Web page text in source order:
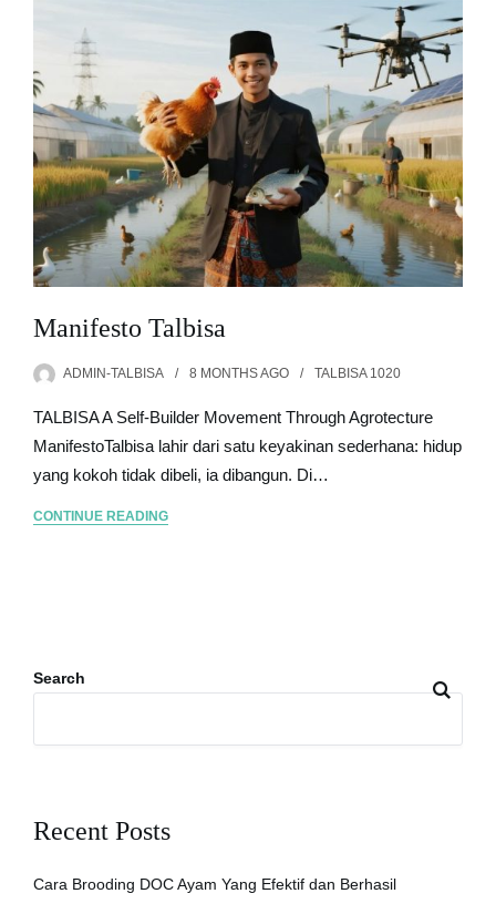
Manifesto Talbisa
ADMIN-TALBISA 8 MONTHSAGO TALBISA 1020
TALBISA A Self-Builder Movement Through Agrotecture
ManifestoTalbisa lahir dari satu keyakinan sederhana: hidup
yang kokoh tidak dibeli, ia dibangun. Di…
CONTINUE READING
Search
Recent Posts
Cara Brooding DOC Ayam Yang Efektif dan Berhasil